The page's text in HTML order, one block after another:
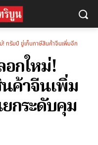
! ทรัมป์ ขู่เก็บภาษีสินค้าจีนเพิ่มอีก
อกใหม่!
ค้าจีนเพิ่ม
กระดับคุม